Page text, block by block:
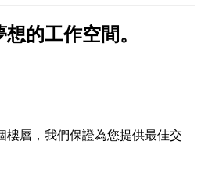
的工作空間。
樓層，我們保證為您提供最佳交